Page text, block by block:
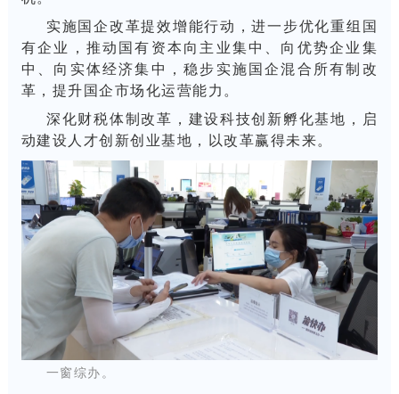
实施国企改革提效增能行动，进一步优化重组国
有企业，推动国有资本向主业集中、向优势企业集
中、向实体经济集中，稳步实施国企混合所有制改
革，提升国企市场化运营能力。
深化财税体制改革，建设科技创新孵化基地，启
动建设人才创新创业基地，以改革赢得未来。
一窗综办。